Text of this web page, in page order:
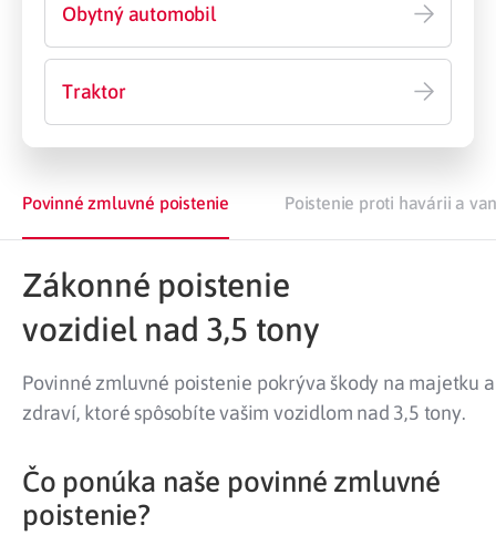
Obytný automobil
Traktor
Povinné zmluvné poistenie Poistenie proti havárii a
Zákonné poistenie
vozidiel nad 3,5 tony
Povinné zmluvné poistenie pokrýva škody na majetku a
zdraví, ktoré spôsobíte vašim vozidlom nad 3,5 tony.
Čo ponúka naše povinné zmluvné
poistenie?